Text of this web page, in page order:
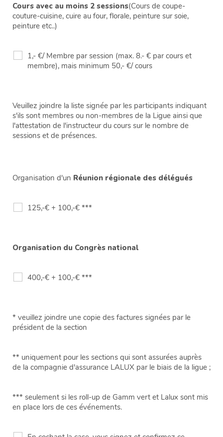
Cours avec au moins 2 sessions(Cours de coupe-
couture-cuisine, cuire au four, florale, peinture sur soie,
peinture etc..)
1,- €/ Membre par session (max. 8.- € par cours et
membre), mais minimum 50,- €/ cours
Veuillez joindre la liste signée par les participants indiquant
s'ils sont membres ou non-membres de la Ligue ainsi que
l'attestation de l'instructeur du cours sur le nombre de
sessions et de présences.
Organisation d'un Réunion régionale des délégués
125,-€ + 100,-€ ***
Organisation du Congrès national
400,-€ + 100,-€ ***
* veuillez joindre une copie des factures signées par le
président de la section
** uniquement pour les sections qui sont assurées auprès
de la compagnie d'assurance LALUX par le biais de la ligue ;
*** seulement si les roll-up de Gamm vert et Lalux sont mis
en place lors de ces événements.